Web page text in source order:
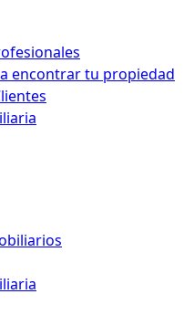
encontrar tu propiedad